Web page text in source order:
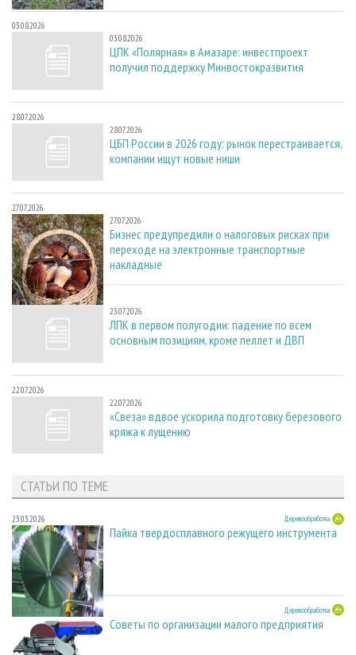
03.08.2026
03.08.2026
ЦПК «Полярная» в Амазаре: инвестпроект
получил поддержку Минвостокразвития
28.07.2026
28.07.2026
ЦБП России в 2026 году: рынок перестраивается,
компании ищут новые ниши
27.07.2026
27.07.2026
Бизнес предупредили о налоговых рисках при
переходе на электронные транспортные
накладные
23.07.2026
23.07.2026
ЛПК в первом полугодии: падение по всем
основным позициям, кроме пеллет и ДВП
22.07.2026
22.07.2026
«Свеза» вдвое ускорила подготовку березового
кряжа к лущению
СТАТЬИ ПО ТЕМЕ
23.03.2026 Деревообработка
Пайка твердосплавного режущего инструмента
23.03.2026 Деревообработка
Советы по организации малого предприятия